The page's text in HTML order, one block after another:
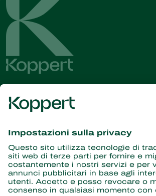
Ricevi le ultime novità e
informazioni
Iscriviti qui
Partner con la natura